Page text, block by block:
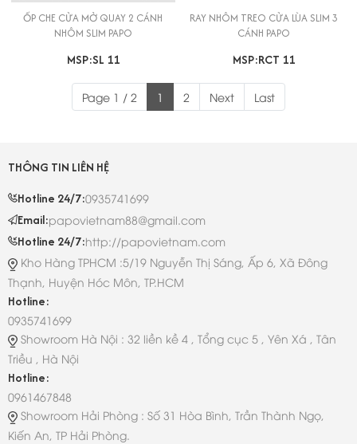
ỐP CHE CỬA MỞ QUAY 2 CÁNH
NHÔM SLIM PAPO
MSP:SL 11
RAY NHÔM TREO CỬA LÙA SLIM 3
CÁNH PAPO
MSP:RCT 11
Page 1 / 2 1 2 Next Last
THÔNG TIN LIÊN HỆ
Hotline 24/7:0935741699
Email:papovietnam88@gmail.com
Hotline 24/7:http://papovietnam.com
Kho Hàng TPHCM :5/19 Nguyễn Thị Sáng, Ấp 6, Xã Đông
Thạnh, Huyện Hóc Môn, TP.HCM
Hotline:
0935741699
Showroom Hà Nội : 32 liền kề 4 , Tổng cục 5 , Yên Xá , Tân
Triều , Hà Nội
Hotline:
0961467848
Showroom Hải Phòng : Số 31 Hòa Bình, Trần Thành Ngọ,
Kiến An, TP Hải Phòng.